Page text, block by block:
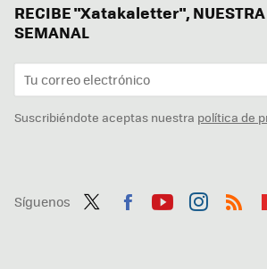
RECIBE "Xatakaletter", NUESTRA
SEMANAL
Suscribiéndote aceptas nuestra política de
Síguenos